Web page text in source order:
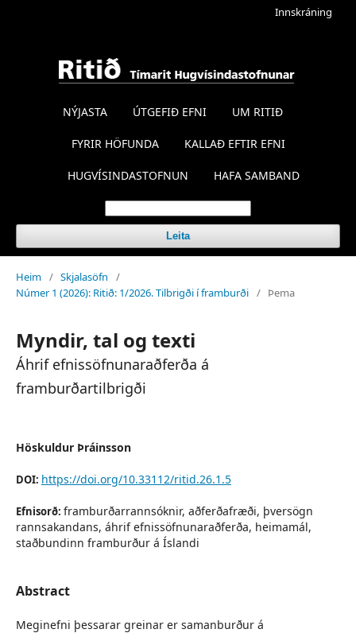
NÝJASTA ÚTGEFIÐ EFNI UM RITIÐ
FYRIR HÖFUNDA KALLAÐ EFTIR EFNI
HUGVÍSINDASTOFNUN HAFA SAMBAND
Leita
Innskráning
Heim / Skjalasöfn
/
Númer 1 (2026): Ritið: 1/2026. Tilbrigði í framburði / Þema
Myndir, tal og texti
Áhrif efnissöfnunaraðferða á
framburðartilbrigði
Höskuldur Þráinsson
DOI: https://doi.org/10.33112/ritid.26.1.5
Efnisorð: framburðarrannsóknir, aðferðafræði, þversögn
rannsakandans, áhrif efnissöfnunaraðferða, heimamál,
staðbundinn framburður á Íslandi
Abstract
Meginefni þessarar greinar er samanburður á